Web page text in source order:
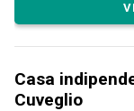
Casa
Cuveglio